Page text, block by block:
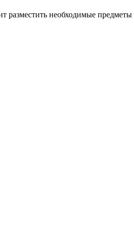
разместить необходимые